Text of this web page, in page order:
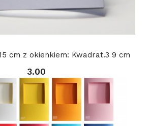
cm z okienkiem: Kwadrat.3 9 cm
3.00